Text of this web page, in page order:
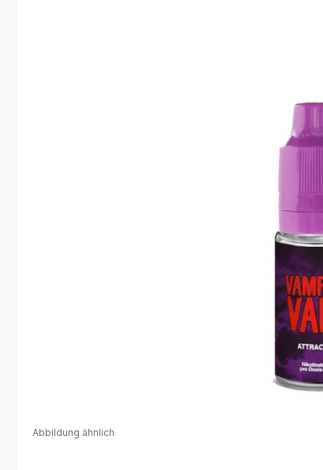
Abbildung ähnlich